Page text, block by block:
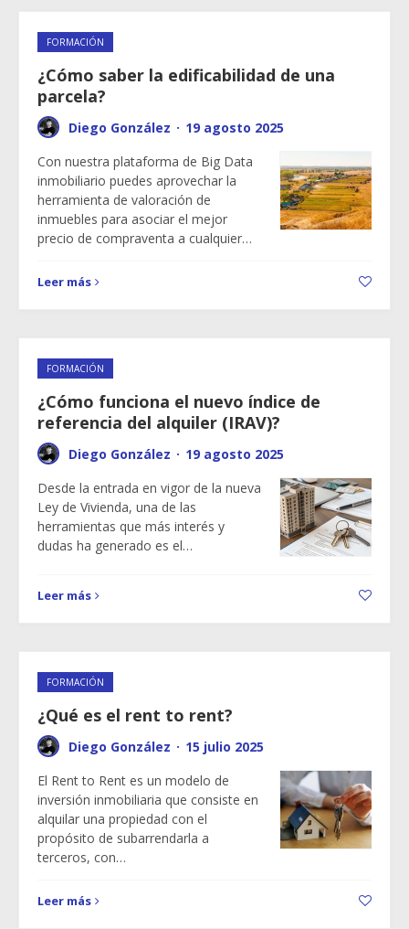
FORMACIÓN
¿Cómo saber la edificabilidad de una
parcela?
Diego González · 19 agosto 2025
Con nuestra plataforma de Big Data
inmobiliario puedes aprovechar la
herramienta de valoración de
inmuebles para asociar el mejor
precio de compraventa a cualquier…
Leer más
FORMACIÓN
¿Cómo funciona el nuevo índice de
referencia del alquiler (IRAV)?
Diego González · 19 agosto 2025
Desde la entrada en vigor de la nueva
Ley de Vivienda, una de las
herramientas que más interés y
dudas ha generado es el…
Leer más
FORMACIÓN
¿Qué es el rent to rent?
Diego González · 15 julio 2025
El Rent to Rent es un modelo de
inversión inmobiliaria que consiste en
alquilar una propiedad con el
propósito de subarrendarla a
terceros, con…
Leer más